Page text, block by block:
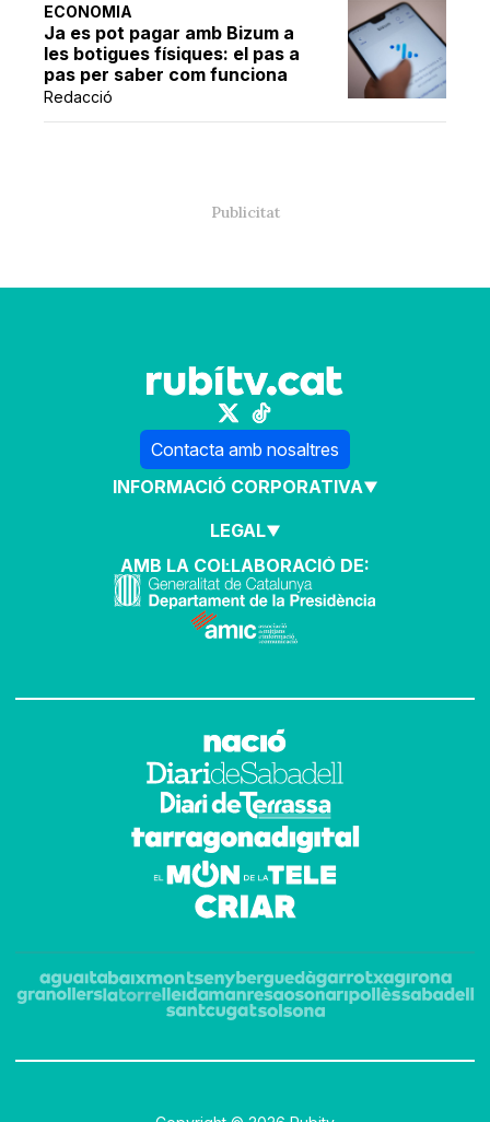
ECONOMIA
Ja es pot pagar amb Bizum a
les botigues físiques: el pas a
pas per saber com funciona
Redacció
Contacta amb nosaltres
INFORMACIÓ CORPORATIVA
LEGAL
AMB LA COL·LABORACIÓ DE: